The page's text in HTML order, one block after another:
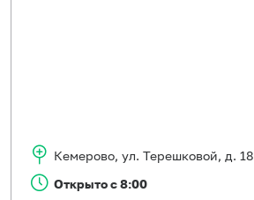
Кемерово, ул. Терешковой, д. 18
Открыто с 8:00